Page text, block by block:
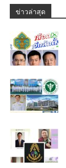
ข่าวล่าสุด